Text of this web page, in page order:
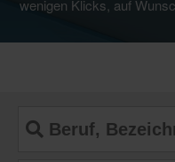
wenigen Klicks, auf